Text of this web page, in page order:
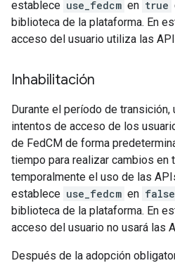
establece use_fedcm en true
biblioteca de la plataforma. En
acceso del usuario utiliza las
Inhabilitación
Durante el período de transición,
intentos de acceso de los
de FedCM de forma
tiempo para realizar cambios en
temporalmente el uso de las
establece use_fedcm en false
biblioteca de la plataforma. En
acceso del usuario no usará las
Después de la adopción